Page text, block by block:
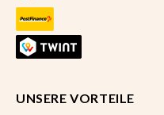
UNSERE VORTEILE